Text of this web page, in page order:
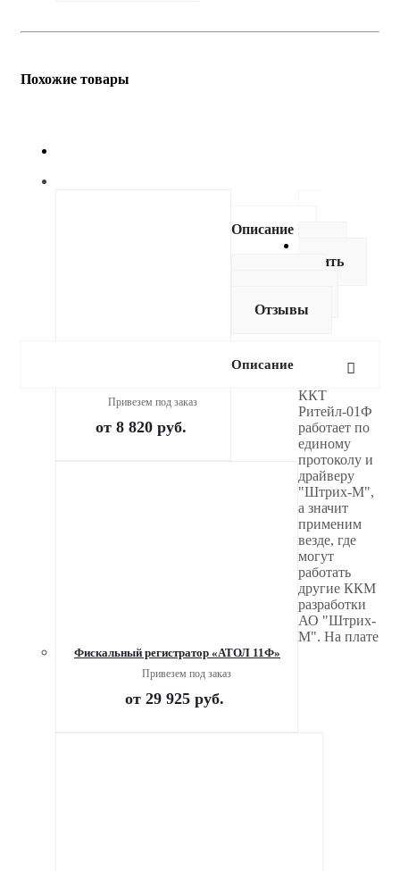
Похожие товары
Привезем под заказ
от 8 820 руб.
Фискальный регистратор «АТОЛ 11Ф»
Привезем под заказ
от 29 925 руб.
Описание
купить
Отзывы
Описание
ККТ
Ритейл-01Ф
работает по
единому
протоколу и
драйверу
"Штрих-М",
а значит
применим
везде, где
могут
работать
другие ККМ
разработки
АО "Штрих-
М". На плате